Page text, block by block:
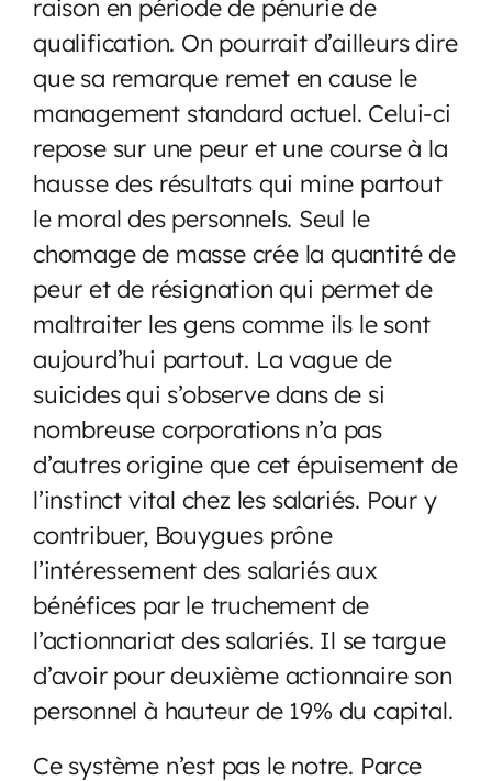
raison en période de pénurie de
qualification. On pourrait d’ailleurs dire
que sa remarque remet en cause le
management standard actuel. Celui-ci
repose sur une peur et une course à la
hausse des résultats qui mine partout
le moral des personnels. Seul le
chomage de masse crée la quantité de
peur et de résignation qui permet de
maltraiter les gens comme ils le sont
aujourd’hui partout. La vague de
suicides qui s’observe dans de si
nombreuse corporations n’a pas
d’autres origine que cet épuisement de
l’instinct vital chez les salariés. Pour y
contribuer, Bouygues prône
l’intéressement des salariés aux
bénéfices par le truchement de
l’actionnariat des salariés. Il se targue
d’avoir pour deuxième actionnaire son
personnel à hauteur de 19% du capital.
Ce système n’est pas le notre. Parce